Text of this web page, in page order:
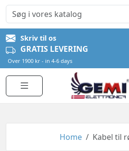
Skriv til os
GRATIS LEVERING
Over 1900 kr - in 4-6 days
Home Kabel til